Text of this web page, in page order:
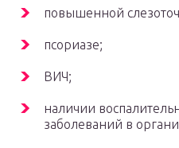
повышенной
псориазе;
ВИЧ;
наличии
заболеваний в